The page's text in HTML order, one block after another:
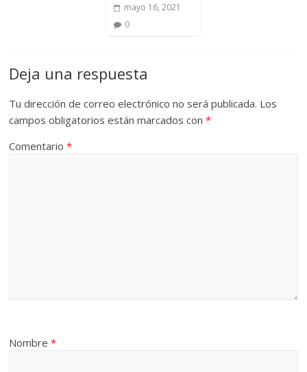
mayo 16, 2021
0
Deja una respuesta
Tu dirección de correo electrónico no será publicada. Los
campos obligatorios están marcados con*
Comentario*
Nombre*